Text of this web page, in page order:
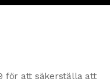
för att säkerställa att